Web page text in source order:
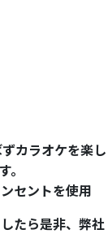
カラオケを楽し
セントを使用
たら是非、弊社